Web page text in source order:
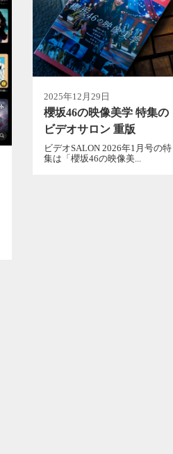
2025年12月29日
櫻坂46の映像美学 特集の
ビデオサロン 重版
ビデオSALON 2026年1月号の特
集は「櫻坂46の映像美...